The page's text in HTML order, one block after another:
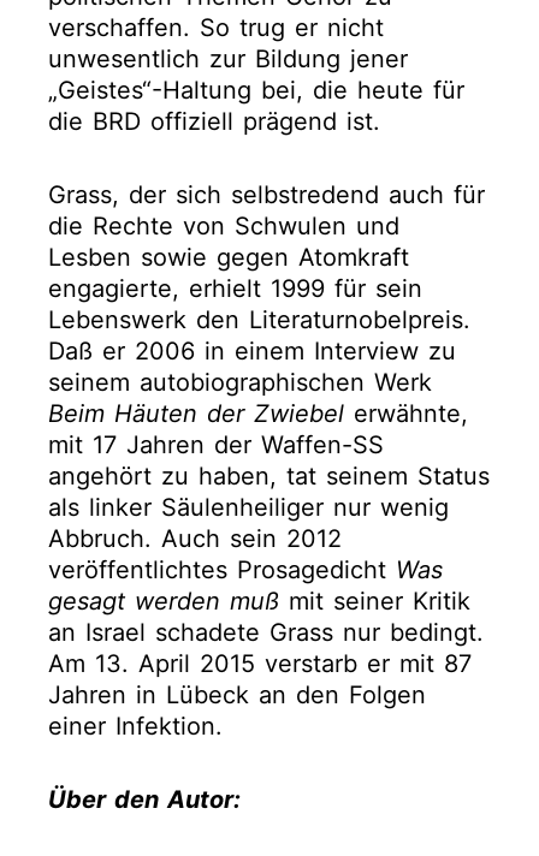
verschaffen. So trug er nicht
unwesentlich zur Bildung jener
„Geistes“-Haltung bei, die heute für
die BRD offiziell prägend ist.
Grass, der sich selbstredend auch für
die Rechte von Schwulen und
Lesben sowie gegen Atomkraft
engagierte, erhielt 1999 für sein
Lebenswerk den Literaturnobelpreis.
Daß er 2006 in einem Interview zu
seinem autobiographischen Werk
Beim Häuten der Zwiebel erwähnte,
mit 17 Jahren der Waffen-SS
angehört zu haben, tat seinem Status
als linker Säulenheiliger nur wenig
Abbruch. Auch sein 2012
veröffentlichtes Prosagedicht Was
gesagt werden muß mit seiner Kritik
an Israel schadete Grass nur bedingt.
Am 13. April 2015 verstarb er mit 87
Jahren in Lübeck an den Folgen
einer Infektion.
Über den Autor: